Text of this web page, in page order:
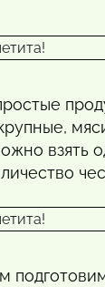
взять